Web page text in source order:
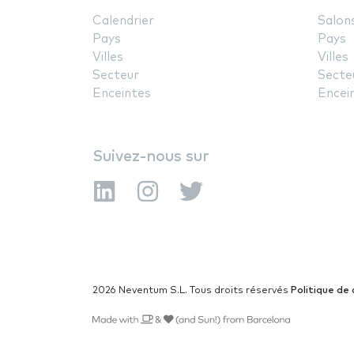
Calendrier
Pays
Villes
Secteur
Enceintes
Pays
Villes
Suivez-nous sur
2026 Neventum S.L. Tous droits réservés Politique